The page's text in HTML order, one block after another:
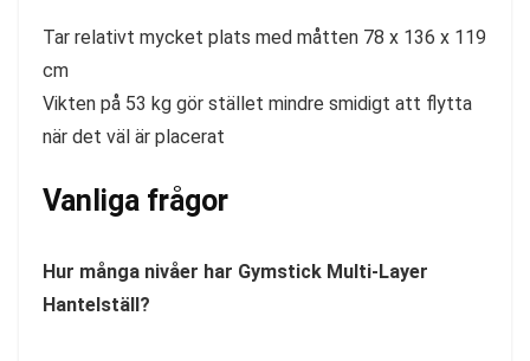
Tar relativt mycket plats med måtten 78 x 136 x 119
cm
Vikten på 53 kg gör stället mindre smidigt att flytta
när det väl är placerat
Vanliga frågor
Hur många nivåer har Gymstick Multi-Layer
Hantelställ?